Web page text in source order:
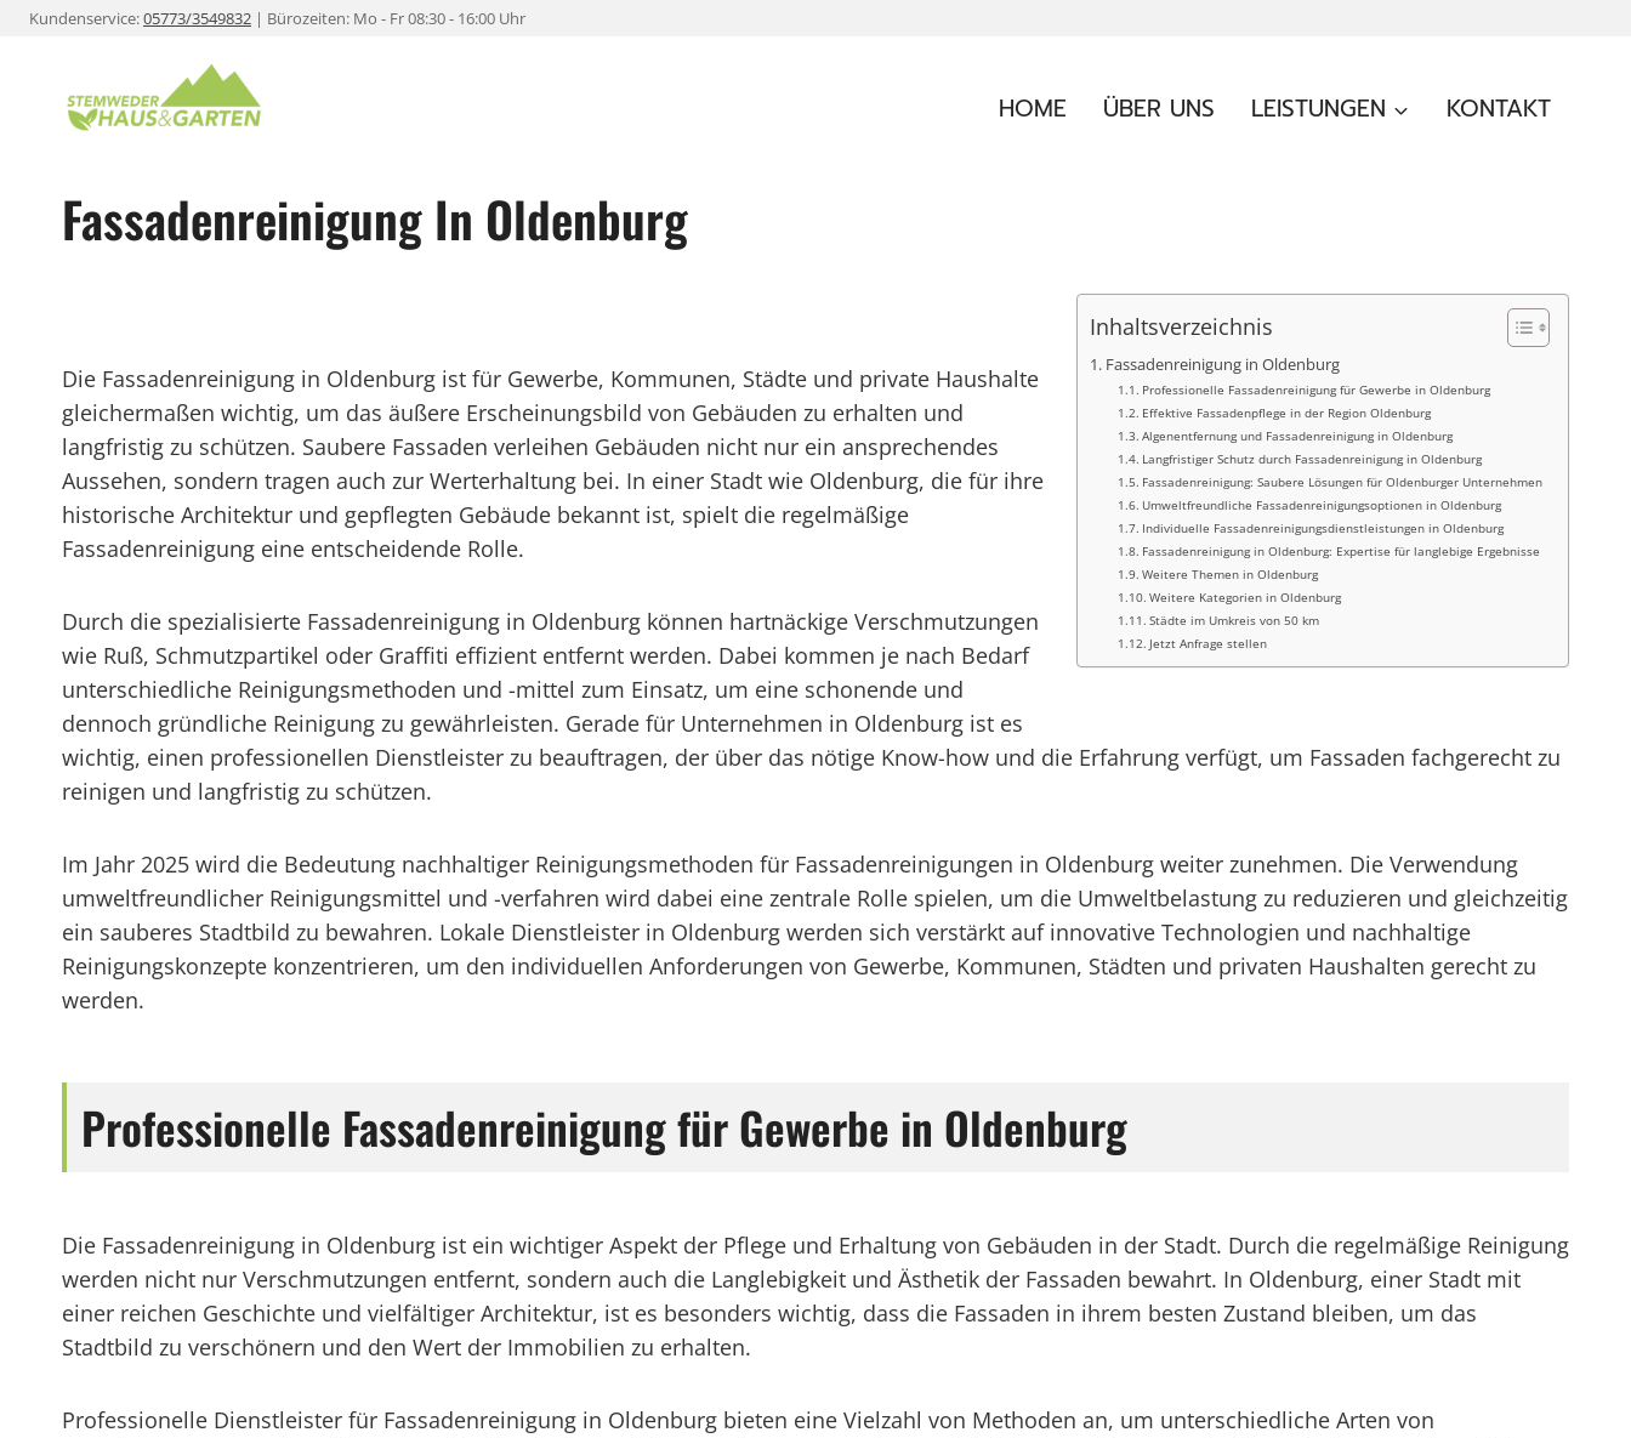
ZumKundenservice:05773/3549832 | Bürozeiten: Mo - Fr 08:30 - 16:00 Uhr
HOME ÜBER UNS LEISTUNGEN KONTAKT
Fassadenreinigung In Oldenburg
Inhaltsverzeichnis
Fassadenreinigung in Oldenburg
Professionelle Fassadenreinigung für Gewerbe in Oldenburg
Effektive Fassadenpflege in der Region Oldenburg
Algenentfernung und Fassadenreinigung in Oldenburg
Langfristiger Schutz durch Fassadenreinigung in Oldenburg
Fassadenreinigung: Saubere Lösungen für Oldenburger Unternehmen
Umweltfreundliche Fassadenreinigungsoptionen in Oldenburg
Individuelle Fassadenreinigungsdienstleistungen in Oldenburg
Fassadenreinigung in Oldenburg: Expertise für langlebige Ergebnisse
Weitere Themen in Oldenburg
Weitere Kategorien in Oldenburg
Städte im Umkreis von 50 km
Jetzt Anfrage stellen
Die Fassadenreinigung in Oldenburg ist für Gewerbe, Kommunen, Städte und private Haushalte
gleichermaßen wichtig, um das äußere Erscheinungsbild von Gebäuden zu erhalten und
langfristig zu schützen. Saubere Fassaden verleihen Gebäuden nicht nur ein ansprechendes
Aussehen, sondern tragen auch zur Werterhaltung bei. In einer Stadt wie Oldenburg, die für ihre
historische Architektur und gepflegten Gebäude bekannt ist, spielt die regelmäßige
Fassadenreinigung eine entscheidende Rolle.
Durch die spezialisierte Fassadenreinigung in Oldenburg können hartnäckige Verschmutzungen
wie Ruß, Schmutzpartikel oder Graffiti effizient entfernt werden. Dabei kommen je nach Bedarf
unterschiedliche Reinigungsmethoden und -mittel zum Einsatz, um eine schonende und
dennoch gründliche Reinigung zu gewährleisten. Gerade für Unternehmen in Oldenburg ist es
wichtig, einen professionellen Dienstleister zu beauftragen, der über das nötige Know-how und die Erfahrung verfügt, um Fassaden fachgerecht zu
reinigen und langfristig zu schützen.
Im Jahr 2025 wird die Bedeutung nachhaltiger Reinigungsmethoden für Fassadenreinigungen in Oldenburg weiter zunehmen. Die Verwendung
umweltfreundlicher Reinigungsmittel und -verfahren wird dabei eine zentrale Rolle spielen, um die Umweltbelastung zu reduzieren und gleichzeitig
ein sauberes Stadtbild zu bewahren. Lokale Dienstleister in Oldenburg werden sich verstärkt auf innovative Technologien und nachhaltige
Reinigungskonzepte konzentrieren, um den individuellen Anforderungen von Gewerbe, Kommunen, Städten und privaten Haushalten gerecht zu
werden.
Professionelle Fassadenreinigung für Gewerbe in Oldenburg
Die Fassadenreinigung in Oldenburg ist ein wichtiger Aspekt der Pflege und Erhaltung von Gebäuden in der Stadt. Durch die regelmäßige Reinigung
werden nicht nur Verschmutzungen entfernt, sondern auch die Langlebigkeit und Ästhetik der Fassaden bewahrt. In Oldenburg, einer Stadt mit
einer reichen Geschichte und vielfältiger Architektur, ist es besonders wichtig, dass die Fassaden in ihrem besten Zustand bleiben, um das
Stadtbild zu verschönern und den Wert der Immobilien zu erhalten.
Professionelle Dienstleister für Fassadenreinigung in Oldenburg bieten eine Vielzahl von Methoden an, um unterschiedliche Arten von